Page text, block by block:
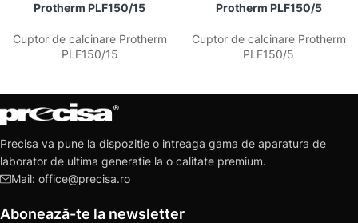
Protherm PLF150/15
Cuptor de calcinare Protherm
PLF150/15
Protherm PLF150/5
Cuptor de calcinare Protherm
PLF150/5
Precisa va pune la dispozitie o intreaga gama de aparatura de
laborator de ultima generatie la o calitate premium.
Mail: office@precisa.ro
Abonează-te la newsletter